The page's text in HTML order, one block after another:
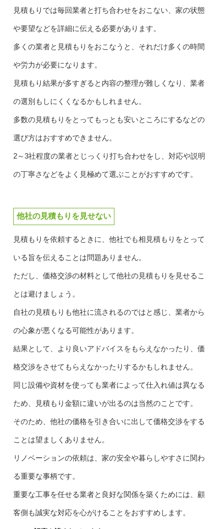
見積もりでは毎回業者と打ち合わせをおこない、家の状態
や要望などを詳細に伝える必要があります。
多くの業者と見積もりをおこなうと、それだけ多くの時間
や労力が必要になります。
見積もり結果が多すぎると内容の整理が難しくなり、業者
の選別もしにくくなるかもしれません。
多数の見積もりをとってもっとも安いところにするなどの
選び方はおすすめできません。
2～3社程度の業者とじっくり打ち合わせをし、対応や説明
の丁寧さなどをよく見極めて選ぶことがおすすめです。
他社の見積もりを見せない
見積もりを依頼するときに、他社でも相見積もりをとって
いる旨を伝えることは問題ありません。
ただし、価格交渉の材料として他社の見積もりを見せるこ
とは避けましょう。
自社の見積もりも他社に流されるのではと感じ、業者から
の心象が悪くなる可能性があります。
結果として、より良いアドバイスをもらえなかったり、価
格交渉をさせてもらえなかったりするかもしれません。
同じ設備や資材を使っても業者によって仕入れ値は異なる
ため、見積もり金額に違いが出るのは当然のことです。
そのため、他社の価格を引き合いに出して価格交渉をする
ことは望ましくありません。
リノベーションの依頼は、家の安全や暮らしやすさに関わ
る重要な事柄です。
重要な工事を任せる業者と良好な関係を築くためには、顧
客側も誠実な対応を心がけることをおすすめします。